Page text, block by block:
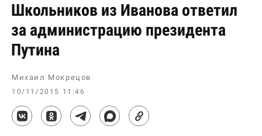
Школьников из Иванова ответил
за администрацию президента
Путина
Михаил Мокрецов
10/11/2015 11:46